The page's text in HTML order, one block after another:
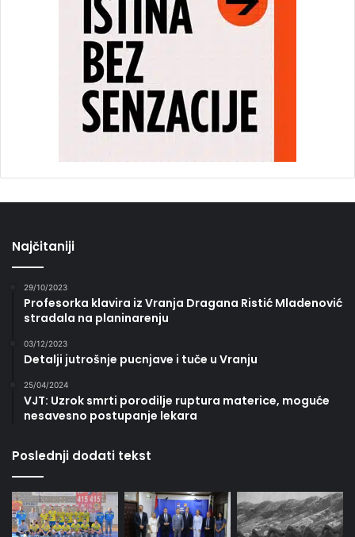
Najčitaniji
29/10/2023
Profesorka klavira iz Vranja Dragana Ristić Mladenović
stradala na planinarenju
03/12/2023
Detalji jutrošnje pucnjave i tuče u Vranju
25/04/2024
VJT: Uzrok smrti porodilje ruptura materice, moguće
nesavesno postupanje lekara
Poslednji dodati tekst